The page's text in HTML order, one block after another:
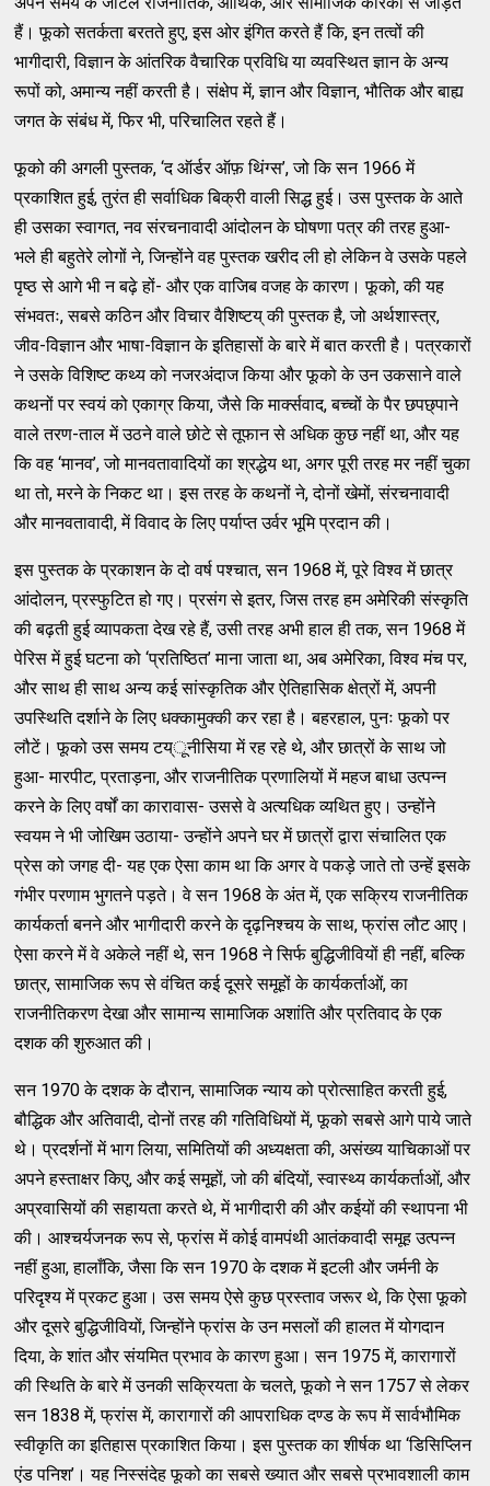
हैं। फूको सतर्कता बरतते हुए, इस ओर इंगित करते हैं कि, इन तत्वों की
भागीदारी, विज्ञान के आंतरिक वैचारिक प्रविधि या व्यवस्थित ज्ञान के अन्य
रूपों को, अमान्य नहीं करती है। संक्षेप में, ज्ञान और विज्ञान, भौतिक और बाह्य
जगत के संबंध में, फिर भी, परिचालित रहते हैं।
फूको की अगली पुस्तक, ‘द ऑर्डर ऑफ़ थिंग्स’, जो कि सन 1966 में
प्रकाशित हुई, तुरंत ही सर्वाधिक बिक्री वाली सिद्ध हुई। उस पुस्तक के आते
ही उसका स्वागत, नव संरचनावादी आंदोलन के घोषणा पत्र की तरह हुआ-
भले ही बहुतेरे लोगों ने, जिन्होंने वह पुस्तक खरीद ली हो लेकिन वे उसके पहले
पृष्ठ से आगे भी न बढ़े हों- और एक वाजिब वजह के कारण। फूको, की यह
संभवतः, सबसे कठिन और विचार वैशिष्टय् की पुस्तक है, जो अर्थशास्त्र,
जीव-विज्ञान और भाषा-विज्ञान के इतिहासों के बारे में बात करती है। पत्रकारों
ने उसके विशिष्ट कथ्य को नजरअंदाज किया और फूको के उन उकसाने वाले
कथनों पर स्वयं को एकाग्र किया, जैसे कि मार्क्सवाद, बच्चों के पैर छपछ्पाने
वाले तरण-ताल में उठने वाले छोटे से तूफान से अधिक कुछ नहीं था, और यह
कि वह ‘मानव’, जो मानवतावादियों का श्रद्धेय था, अगर पूरी तरह मर नहीं चुका
था तो, मरने के निकट था। इस तरह के कथनों ने, दोनों खेमों, संरचनावादी
और मानवतावादी, में विवाद के लिए पर्याप्त उर्वर भूमि प्रदान की।
इस पुस्तक के प्रकाशन के दो वर्ष पश्चात, सन 1968 में, पूरे विश्व में छात्र
आंदोलन, प्रस्फुटित हो गए। प्रसंग से इतर, जिस तरह हम अमेरिकी संस्कृति
की बढ़ती हुई व्यापकता देख रहे हैं, उसी तरह अभी हाल ही तक, सन 1968 में
पेरिस में हुई घटना को ‘प्रतिष्ठित’ माना जाता था, अब अमेरिका, विश्व मंच पर,
और साथ ही साथ अन्य कई सांस्कृतिक और ऐतिहासिक क्षेत्रों में, अपनी
उपस्थिति दर्शाने के लिए धक्कामुक्की कर रहा है। बहरहाल, पुनः फूको पर
लौटें। फूको उस समय टय्ूनीसिया में रह रहे थे, और छात्रों के साथ जो
हुआ- मारपीट, प्रताड़ना, और राजनीतिक प्रणालियों में महज बाधा उत्पन्न
करने के लिए वर्षों का कारावास- उससे वे अत्यधिक व्यथित हुए। उन्होंने
स्वयम ने भी जोखिम उठाया- उन्होंने अपने घर में छात्रों द्वारा संचालित एक
प्रेस को जगह दी- यह एक ऐसा काम था कि अगर वे पकड़े जाते तो उन्हें इसके
गंभीर परणाम भुगतने पड़ते। वे सन 1968 के अंत में, एक सक्रिय राजनीतिक
कार्यकर्ता बनने और भागीदारी करने के दृढ़निश्चय के साथ, फ्रांस लौट आए।
ऐसा करने में वे अकेले नहीं थे, सन 1968 ने सिर्फ बुद्धिजीवियों ही नहीं, बल्कि
छात्र, सामाजिक रूप से वंचित कई दूसरे समूहों के कार्यकर्ताओं, का
राजनीतिकरण देखा और सामान्य सामाजिक अशांति और प्रतिवाद के एक
दशक की शुरुआत की।
सन 1970 के दशक के दौरान, सामाजिक न्याय को प्रोत्साहित करती हुई,
बौद्धिक और अतिवादी, दोनों तरह की गतिविधियों में, फूको सबसे आगे पाये जाते
थे। प्रदर्शनों में भाग लिया, समितियों की अध्यक्षता की, असंख्य याचिकाओं पर
अपने हस्ताक्षर किए, और कई समूहों, जो की बंदियों, स्वास्थ्य कार्यकर्ताओं, और
अप्रवासियों की सहायता करते थे, में भागीदारी की और कईयों की स्थापना भी
की। आश्चर्यजनक रूप से, फ्रांस में कोई वामपंथी आतंकवादी समूह उत्पन्न
नहीं हुआ, हालाँकि, जैसा कि सन 1970 के दशक में इटली और जर्मनी के
परिदृश्य में प्रकट हुआ। उस समय ऐसे कुछ प्रस्ताव जरूर थे, कि ऐसा फूको
और दूसरे बुद्धिजीवियों, जिन्होंने फ्रांस के उन मसलों की हालत में योगदान
दिया, के शांत और संयमित प्रभाव के कारण हुआ। सन 1975 में, कारागारों
की स्थिति के बारे में उनकी सक्रियता के चलते, फूको ने सन 1757 से लेकर
सन 1838 में, फ्रांस में, कारागारों की आपराधिक दण्ड के रूप में सार्वभौमिक
स्वीकृति का इतिहास प्रकाशित किया। इस पुस्तक का शीर्षक था ‘डिसिप्लिन
एंड पनिश’। यह निस्संदेह फूको का सबसे ख्यात और सबसे प्रभावशाली काम